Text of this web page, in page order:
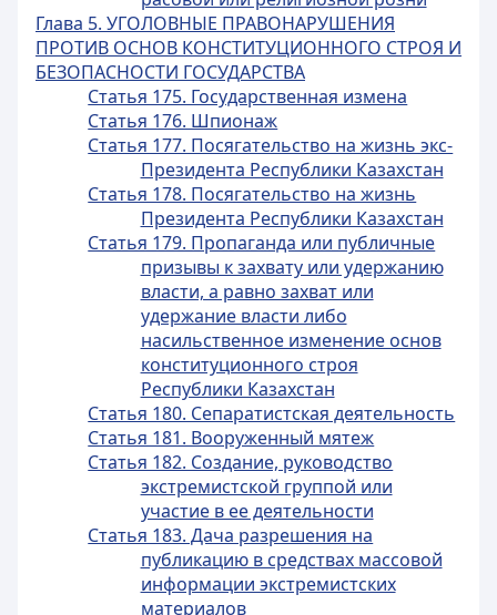
Глава 5. УГОЛОВНЫЕ ПРАВОНАРУШЕНИЯ
ПРОТИВ ОСНОВ КОНСТИТУЦИОННОГО СТРОЯ И
БЕЗОПАСНОСТИ ГОСУДАРСТВА
Статья 175. Государственная измена
Статья 176. Шпионаж
Статья 177. Посягательство на жизнь экс-
Президента Республики Казахстан
Статья 178. Посягательство на жизнь
Президента Республики Казахстан
Статья 179. Пропаганда или публичные
призывы к захвату или удержанию
власти, а равно захват или
удержание власти либо
насильственное изменение основ
конституционного строя
Республики Казахстан
Статья 180. Сепаратистская деятельность
Статья 181. Вооруженный мятеж
Статья 182. Создание, руководство
экстремистской группой или
участие в ее деятельности
Статья 183. Дача разрешения на
публикацию в средствах массовой
информации экстремистских
материалов